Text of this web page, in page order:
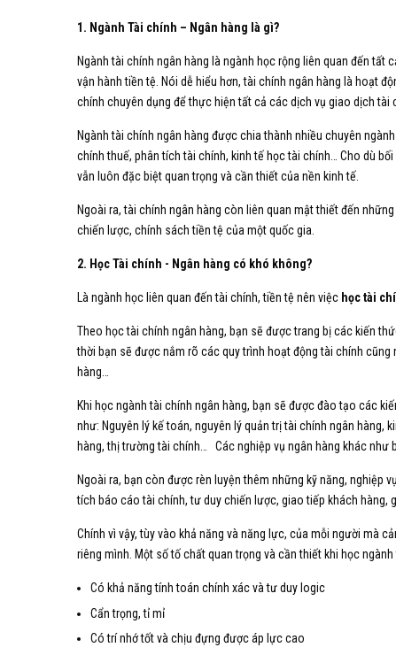
1. Ngành Tài chính – Ngân hàng là gì?
Ngành tài chính ngân hàng là ngành học rộng liên quan đến
vận hành tiền tệ. Nói dễ hiểu hơn, tài chính ngân hàng là hoạt
chính chuyên dụng để thực hiện tất cả các dịch vụ giao dịch tài
Ngành tài chính ngân hàng được chia thành nhiều chuyên
chính thuế, phân tích tài chính, kinh tế học tài chính… Cho dù
vẫn luôn đặc biệt quan trọng và cần thiết của nền kinh tế.
Ngoài ra, tài chính ngân hàng còn liên quan mật thiết đến
chiến lược, chính sách tiền tệ của một quốc gia.
2. Học Tài chính - Ngân hàng có khó không?
Là ngành học liên quan đến tài chính, tiền tệ nên việc học tài
Theo học tài chính ngân hàng, bạn sẽ được trang bị các kiến
thời bạn sẽ được nắm rõ các quy trình hoạt động tài chính
hàng…
Khi học ngành tài chính ngân hàng, bạn sẽ được đào tạo các
như: Nguyên lý kế toán, nguyên lý quản trị tài chính ngân
hàng, thị trường tài chính… Các nghiệp vụ ngân hàng khác như
Ngoài ra, bạn còn được rèn luyện thêm những kỹ năng, nghiệp
tích báo cáo tài chính, tư duy chiến lược, giao tiếp khách hàng,
Chính vì vậy, tùy vào khả năng và năng lực, của mỗi người mà
riêng mình. Một số tố chất quan trọng và cần thiết khi học
Có khả năng tính toán chính xác và tư duy logic
Cẩn trọng, tỉ mỉ
Có trí nhớ tốt và chịu đựng được áp lực cao